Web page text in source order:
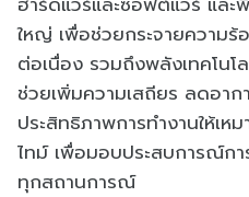
ใหญ่ เพื่อช่วยกระจายความร้
ต่อเนื่อง รวมถึงพลังเทคโน
ช่วยเพิ่มความเสถียร ลดอาก
ประสิทธิภาพการทำงานให้เห
ไทม์ เพื่อมอบประสบการณ์กา
ทุกสถานการณ์